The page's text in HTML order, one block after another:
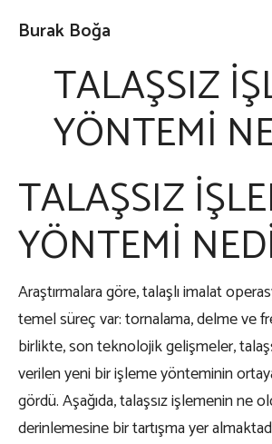
atlaBurak Boğa
TALAŞSIZ
YÖNTEMİ
TALAŞSIZ
YÖNTEMİ
Araştırmalara göre, talaşlı imalat
temel süreç var: tornalama, delme ve
birlikte, son teknolojik gelişmeler,
verilen yeni bir işleme yönteminin ortaya
gördü. Aşağıda, talaşsız işlemenin ne
derinlemesine bir tartışma yer